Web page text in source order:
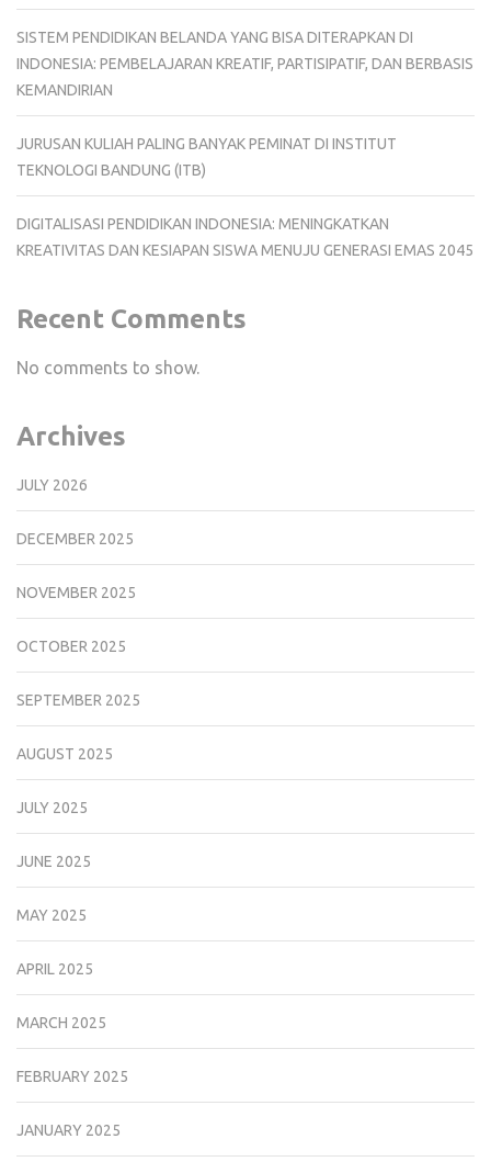
SISTEM PENDIDIKAN BELANDA YANG BISA DITERAPKAN DI
INDONESIA: PEMBELAJARAN KREATIF, PARTISIPATIF, DAN BERBASIS
KEMANDIRIAN
JURUSAN KULIAH PALING BANYAK PEMINAT DI INSTITUT
TEKNOLOGI BANDUNG (ITB)
DIGITALISASI PENDIDIKAN INDONESIA: MENINGKATKAN
KREATIVITAS DAN KESIAPAN SISWA MENUJU GENERASI EMAS 2045
Recent Comments
No comments to show.
Archives
JULY 2026
DECEMBER 2025
NOVEMBER 2025
OCTOBER 2025
SEPTEMBER 2025
AUGUST 2025
JULY 2025
JUNE 2025
MAY 2025
APRIL 2025
MARCH 2025
FEBRUARY 2025
JANUARY 2025